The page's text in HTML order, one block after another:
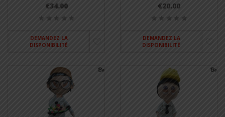
€34.00
DEMANDEZ LA
DISPONIBILITÉ
€20.00
DEMANDEZ LA
DISPONIBILITÉ